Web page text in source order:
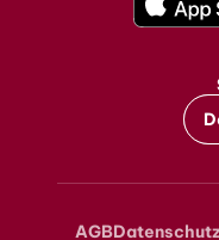
AGBDatenschutz